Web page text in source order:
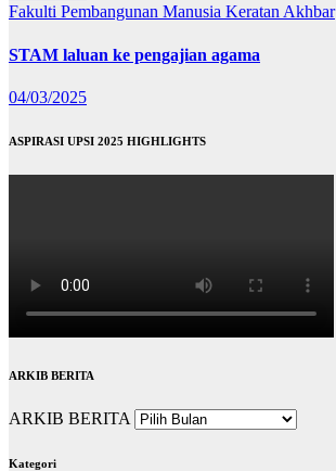
Fakulti Pembangunan Manusia Keratan Akhbar
STAM laluan ke pengajian agama
04/03/2025
ASPIRASI UPSI 2025 HIGHLIGHTS
ARKIB BERITA
ARKIB BERITA
Kategori